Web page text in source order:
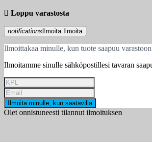
 Loppu varastosta
notifications Ilmoita Ilmoita
Ilmoittakaa minulle, kun tuote saapuu varastoon
Ilmoitamme sinulle sähköpostillesi tavaran
Ilmoita minulle, kun saatavilla
Olet onnistuneesti tilannut ilmoituksen